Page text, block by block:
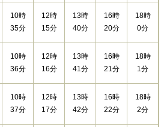
10時
35分
12時
15分
13時
40分
16時
20分
18時
0分
10時
36分
12時
16分
13時
41分
16時
21分
18時
1分
10時
37分
12時
17分
13時
42分
16時
22分
18時
2分